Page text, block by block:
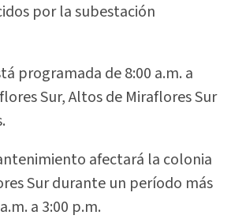
por la subestación
programada de 8:00 a.m. a
Sur, Altos de Miraflores Sur
afectará la colonia
Sur durante un período más
a 3:00 p.m.